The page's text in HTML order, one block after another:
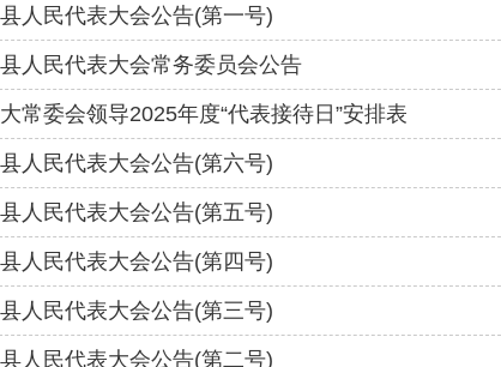
人民代表大会公告(第一号)
人民代表大会常务委员会公告
常委会领导2025年度“代表接待日”安排表
人民代表大会公告(第六号)
人民代表大会公告(第五号)
人民代表大会公告(第四号)
人民代表大会公告(第三号)
人民代表大会公告(第二号)